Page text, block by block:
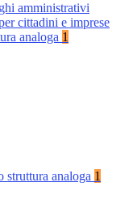
amministrativi
cittadini e imprese
analoga 1
analoga 1